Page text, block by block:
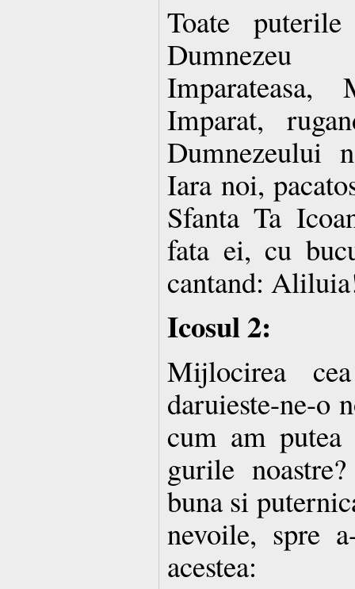
Toate
Dumnezeu
Imparat,
Dumnezeului
Iara noi,
Sfanta Ta
fata ei, cu
cantand:
Icosul 2:
Mijlocirea
daruieste-ne-o
cum am
gurile
buna si
nevoile, spre
acestea: